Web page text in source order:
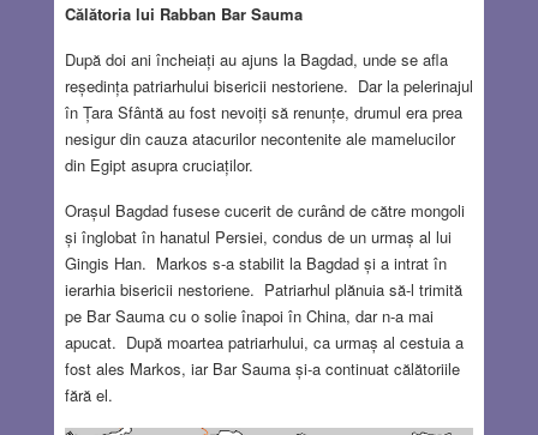
Călătoria lui Rabban Bar Sauma
După doi ani încheiați au ajuns la Bagdad, unde se afla
reședința patriarhului bisericii nestoriene. Dar la pelerinajul
în Țara Sfântă au fost nevoiți să renunțe, drumul era prea
nesigur din cauza atacurilor necontenite ale mamelucilor
din Egipt asupra cruciaților.
Orașul Bagdad fusese cucerit de curând de către mongoli
și înglobat în hanatul Persiei, condus de un urmaș al lui
Gingis Han. Markos s-a stabilit la Bagdad și a intrat în
ierarhia bisericii nestoriene. Patriarhul plănuia să-l trimită
pe Bar Sauma cu o solie înapoi în China, dar n-a mai
apucat. După moartea patriarhului, ca urmaș al cestuia a
fost ales Markos, iar Bar Sauma și-a continuat călătoriile
fără el.